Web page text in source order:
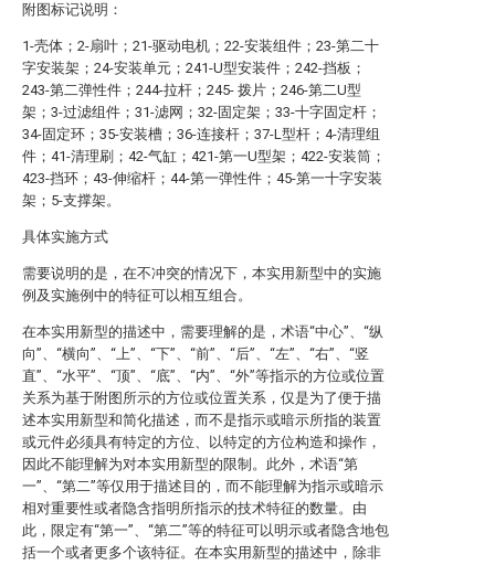
附图标记说明：
1-壳体；2-扇叶；21-驱动电机；22-安装组件；23-第二十
字安装架；24-安装单元；241-U型安装件；242-挡板；
243-第二弹性件；244-拉杆；245- 拨片；246-第二U型
架；3-过滤组件；31-滤网；32-固定架；33-十字固定杆；
34-固定环；35-安装槽；36-连接杆；37-L型杆；4-清理组
件；41-清理刷；42-气缸；421-第一U型架；422-安装筒；
423-挡环；43-伸缩杆；44-第一弹性件；45-第一十字安装
架；5-支撑架。
具体实施方式
需要说明的是，在不冲突的情况下，本实用新型中的实施
例及实施例中的特征可以相互组合。
在本实用新型的描述中，需要理解的是，术语“中心”、“纵
向”、“横向”、“上”、“下”、“前”、“后”、“左”、“右”、“竖
直”、“水平”、“顶”、“底”、“内”、“外”等指示的方位或位置
关系为基于附图所示的方位或位置关系，仅是为了便于描
述本实用新型和简化描述，而不是指示或暗示所指的装置
或元件必须具有特定的方位、以特定的方位构造和操作，
因此不能理解为对本实用新型的限制。此外，术语“第
一”、“第二”等仅用于描述目的，而不能理解为指示或暗示
相对重要性或者隐含指明所指示的技术特征的数量。由
此，限定有“第一”、“第二”等的特征可以明示或者隐含地包
括一个或者更多个该特征。在本实用新型的描述中，除非